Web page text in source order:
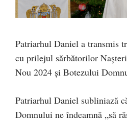
Patriarhul Daniel a transmis
cu prilejul sărbătorilor
Nou 2024 și Botezului
Patriarhul Daniel subliniază
Domnului ne îndeamnă „să